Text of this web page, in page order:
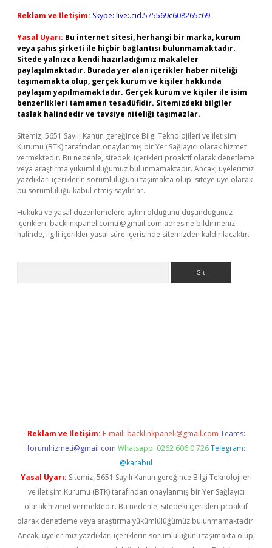
Reklam ve İletişim: Skype: live:.cid.575569c608265c69
Yasal Uyarı: Bu internet sitesi, herhangi bir marka, kurum
veya şahıs şirketi ile hiçbir bağlantısı bulunmamaktadır.
Sitede yalnızca kendi hazırladığımız makaleler
paylaşılmaktadır. Burada yer alan içerikler haber niteliği
taşımamakta olup, gerçek kurum ve kişiler hakkında
paylaşım yapılmamaktadır. Gerçek kurum ve kişiler ile isim
benzerlikleri tamamen tesadüfidir. Sitemizdeki bilgiler
taslak halindedir ve tavsiye niteliği taşımazlar.
Sitemiz, 5651 Sayılı Kanun gereğince Bilgi Teknolojileri ve İletişim
Kurumu (BTK) tarafından onaylanmış bir Yer Sağlayıcı olarak hizmet
vermektedir. Bu nedenle, sitedeki içerikleri proaktif olarak denetleme
veya araştırma yükümlülüğümüz bulunmamaktadır. Ancak, üyelerimiz
yazdıkları içeriklerin sorumluluğunu taşımakta olup, siteye üye olarak
bu sorumluluğu kabul etmiş sayılırlar.
Hukuka ve yasal düzenlemelere aykırı olduğunu düşündüğünüz
içerikleri, backlinkpanelicomtr@gmail.com adresine bildirmeniz
halinde, ilgili içerikler yasal süre içerisinde sitemizden kaldırılacaktır.
Reklam ve İletişim: E-mail: backlinkpaneli@gmail.com Teams:
forumhizmeti@gmail.com Whatsapp: 0262 606 0 726 Telegram:
@karabul
Yasal Uyarı: Sitemiz, 5651 Sayılı Kanun gereğince Bilgi Teknolojileri
ve İletişim Kurumu (BTK) tarafından onaylanmış bir Yer Sağlayıcı
olarak hizmet vermektedir. Bu nedenle, sitedeki içerikleri proaktif
olarak denetleme veya araştırma yükümlülüğümüz bulunmamaktadır.
Ancak, üyelerimiz yazdıkları içeriklerin sorumluluğunu taşımakta olup,